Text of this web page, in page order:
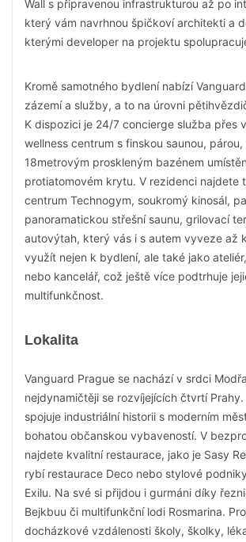
Wall s připravenou infrastrukturou až po
který vám navrhnou špičkoví architekti a
kterými developer na projektu
Kromě samotného bydlení nabízí
zázemí a služby, a to na úrovni
K dispozici je 24/7 concierge služba přes
wellness centrum s finskou saunou,
18metrovým proskleným bazénem
protiatomovém krytu. V rezidenci najdete
centrum Technogym, soukromý kinosál,
panoramatickou střešní saunu, grilovací
autovýtah, který vás i s autem vyveze až
využít nejen k bydlení, ale také jako
nebo kancelář, což ještě více podtrhuje
multifunkčnost.
Lokalita
Vanguard Prague se nachází v srdci
nejdynamičtěji se rozvíjejících čtvrtí Prahy.
spojuje industriální historii s moderním
bohatou občanskou vybaveností. V
najdete kvalitní restaurace, jako je Sasy
rybí restaurace Deco nebo stylové
Exilu. Na své si přijdou i gurmáni díky
Bejkbuu či multifunkční lodi Rosmarina.
docházkové vzdálenosti školy, školky,